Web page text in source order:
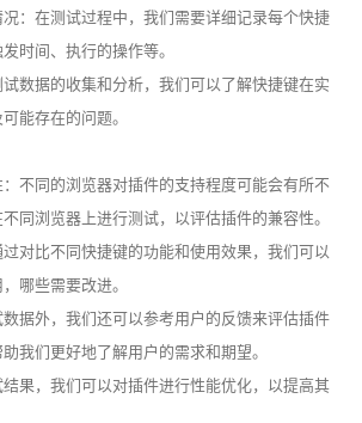
：在测试过程中，我们需要详细记录每个快捷
时间、执行的操作等。
数据的收集和分析，我们可以了解快捷键在实
能存在的问题。
不同的浏览器对插件的支持程度可能会有所不
同浏览器上进行测试，以评估插件的兼容性。
对比不同快捷键的功能和使用效果，我们可以
哪些需要改进。
据外，我们还可以参考用户的反馈来评估插件
我们更好地了解用户的需求和期望。
果，我们可以对插件进行性能优化，以提高其